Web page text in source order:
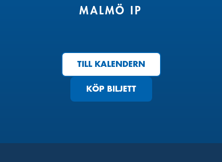
MALMÖ IP
TILL KALENDERN
KÖP BILJETT